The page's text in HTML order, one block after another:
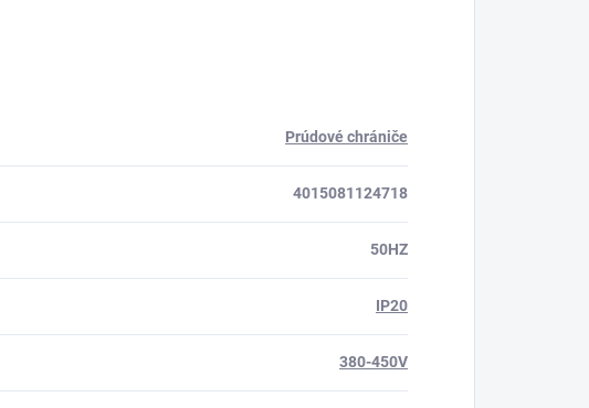
Prúdové chrániče
4015081124718
50HZ
IP20
380-450V